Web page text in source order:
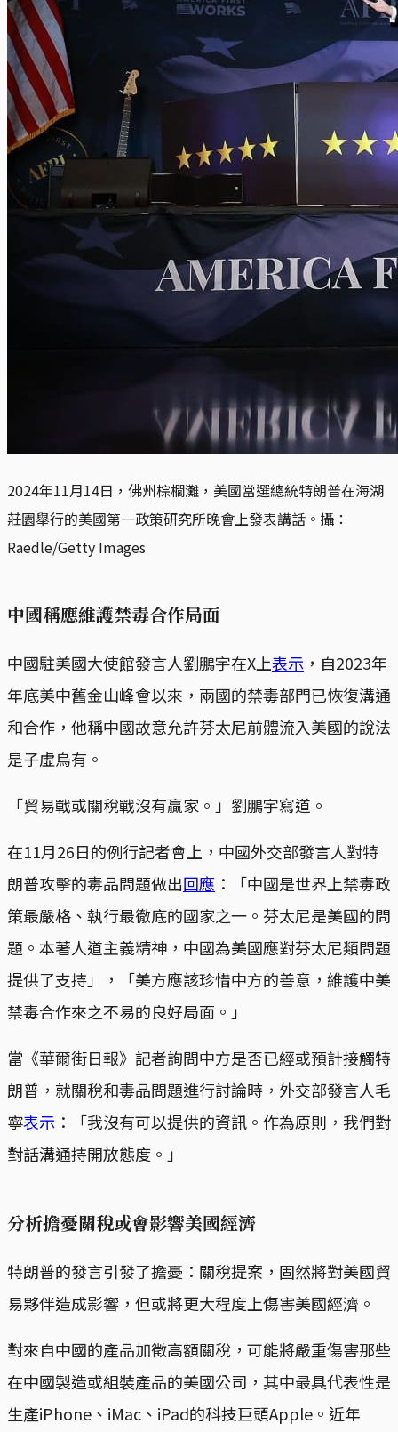
2024年11月14日，佛州棕櫚灘，美國當選總統特朗普在海湖
莊園舉行的美國第一政策研究所晚會上發表講話。攝：
Raedle/Getty Images
中國稱應維護禁毒合作局面
中國駐美國大使館發言人劉鵬宇在X上表示 ，自2023年
年底美中舊金山峰會以來，兩國的禁毒部門已恢復溝通
和合作，他稱中國故意允許芬太尼前體流入美國的說法
是子虛烏有。
「貿易戰或關稅戰沒有贏家。」劉鵬宇寫道。
在11月26日的例行記者會上，中國外交部發言人對特
朗普攻擊的毒品問題做出回應 ：「中國是世界上禁毒政
策最嚴格、執行最徹底的國家之一。芬太尼是美國的問
題。本著人道主義精神，中國為美國應對芬太尼類問題
提供了支持」，「美方應該珍惜中方的善意，維護中美
禁毒合作來之不易的良好局面。」
當《華爾街日報》記者詢問中方是否已經或預計接觸特
朗普，就關稅和毒品問題進行討論時，外交部發言人毛
寧表示 ：「我沒有可以提供的資訊。作為原則，我們對
對話溝通持開放態度。」
分析擔憂關稅或會影響美國經濟
特朗普的發言引發了擔憂：關稅提案，固然將對美國貿
易夥伴造成影響，但或將更大程度上傷害美國經濟。
對來自中國的產品加徵高額關稅，可能將嚴重傷害那些
在中國製造或組裝產品的美國公司，其中最具代表性是
生產iPhone、iMac、iPad的科技巨頭Apple。近年